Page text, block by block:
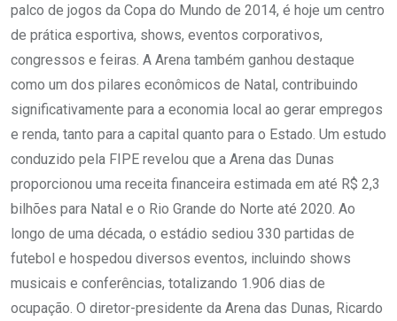
palco de jogos da Copa do Mundo de 2014, é hoje um centro
de prática esportiva, shows, eventos corporativos,
congressos e feiras. A Arena também ganhou destaque
como um dos pilares econômicos de Natal, contribuindo
significativamente para a economia local ao gerar empregos
e renda, tanto para a capital quanto para o Estado. Um estudo
conduzido pela FIPE revelou que a Arena das Dunas
proporcionou uma receita financeira estimada em até R$ 2,3
bilhões para Natal e o Rio Grande do Norte até 2020. Ao
longo de uma década, o estádio sediou 330 partidas de
futebol e hospedou diversos eventos, incluindo shows
musicais e conferências, totalizando 1.906 dias de
ocupação. O diretor-presidente da Arena das Dunas, Ricardo